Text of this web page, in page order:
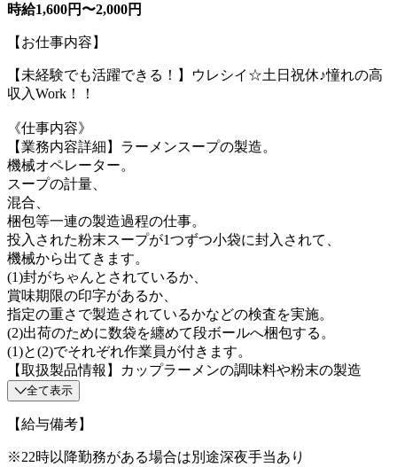
時給1,600円〜2,000円
【お仕事内容】
【未経験でも活躍できる！】ウレシイ☆土日祝休♪憧れの高
収入Work！！
《仕事内容》
【業務内容詳細】ラーメンスープの製造。
機械オペレーター。
スープの計量、
混合、
梱包等一連の製造過程の仕事。
投入された粉末スープが1つずつ小袋に封入されて、
機械から出てきます。
(1)封がちゃんとされているか、
賞味期限の印字があるか、
指定の重さで製造されているかなどの検査を実施。
(2)出荷のために数袋を纏めて段ボールへ梱包する。
(1)と(2)でそれぞれ作業員が付きます。
【取扱製品情報】カップラーメンの調味料や粉末の製造
全て表示
【給与備考】
※22時以降勤務がある場合は別途深夜手当あり